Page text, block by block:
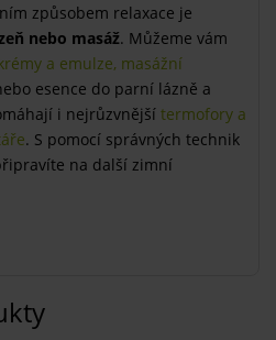
způsobem relaxace je
nebo masáž. Můžeme vám
a emulze, masážní
esence do parní lázně a
i nejrůzvnější termofory a
. S pomocí správných technik
na další zimní